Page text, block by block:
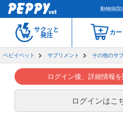
動物病院
サクッと
発注
カー
ペピイベット サプリメント その他のサ
ログイン後、詳細情報
ログインはこ